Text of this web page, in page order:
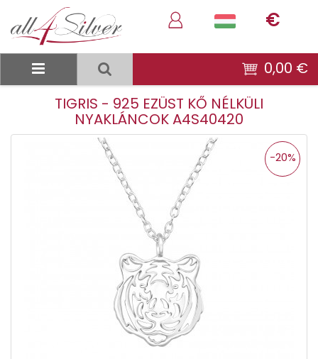
€
0,00 €
TIGRIS - 925 EZÜST KŐ NÉLKÜLI
NYAKLÁNCOK A4S40420
-20%